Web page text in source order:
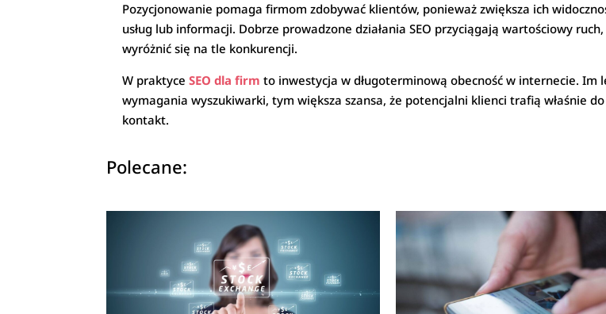
Pozycjonowanie pomaga firmom zdobywać klientów, ponieważ zwiększa ich
usług lub informacji. Dobrze prowadzone działania SEO przyciągają wartościowy
wyróżnić się na tle konkurencji.
W praktyceSEO dla firm to inwestycja w długoterminową obecność w internecie.
wymagania wyszukiwarki, tym większa szansa, że potencjalni klienci trafią właśnie
kontakt.
Polecane: